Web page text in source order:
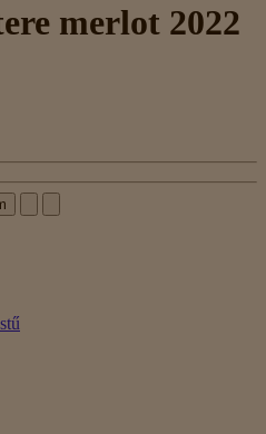
merlot 2022